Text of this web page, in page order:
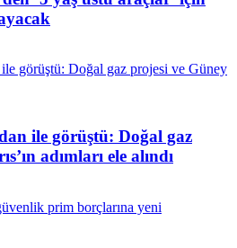
ile görüştü: Doğal gaz
adımları ele alındı